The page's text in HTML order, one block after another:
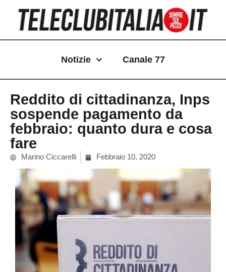
contenuto
Notizie Canale 77
Reddito di cittadinanza, Inps
sospende pagamento da
febbraio: quanto dura e cosa
fare
Marino Ciccarelli Febbraio 10, 2020